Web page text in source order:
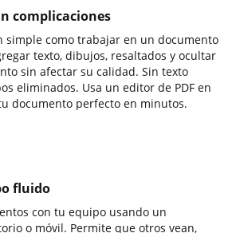
complicaciones
simple como trabajar en un documento
texto, dibujos, resaltados y ocultar
sin afectar su calidad. Sin texto
eliminados. Usa un editor de PDF en
documento perfecto en minutos.
fluido
con tu equipo usando un
o móvil. Permite que otros vean,